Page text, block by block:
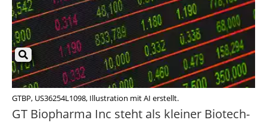
GTBP, US36254L1098, Illustration mit AI erstellt.
GT Biopharma Inc steht als kleiner Biotech-